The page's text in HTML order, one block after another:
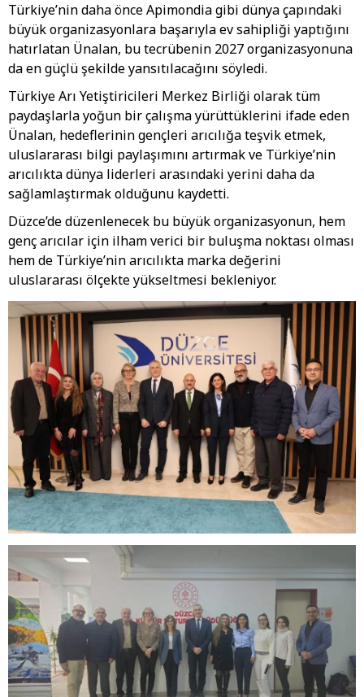
Türkiye’nin daha önce Apimondia gibi dünya çapındaki
büyük organizasyonlara başarıyla ev sahipliği yaptığını
hatırlatan Ünalan, bu tecrübenin 2027 organizasyonuna
da en güçlü şekilde yansıtılacağını söyledi.
Türkiye Arı Yetiştiricileri Merkez Birliği olarak tüm
paydaşlarla yoğun bir çalışma yürüttüklerini ifade eden
Ünalan, hedeflerinin gençleri arıcılığa teşvik etmek,
uluslararası bilgi paylaşımını artırmak ve Türkiye’nin
arıcılıkta dünya liderleri arasındaki yerini daha da
sağlamlaştırmak olduğunu kaydetti.
Düzce’de düzenlenecek bu büyük organizasyonun, hem
genç arıcılar için ilham verici bir buluşma noktası olması
hem de Türkiye’nin arıcılıkta marka değerini
uluslararası ölçekte yükseltmesi bekleniyor.